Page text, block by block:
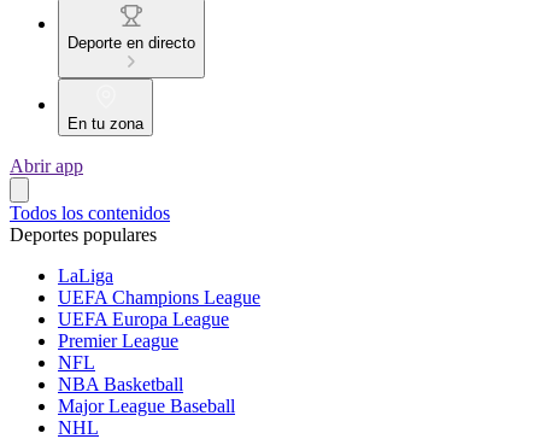
Deporte en directo
En tu zona
Abrir app
Todos los contenidos
Deportes populares
LaLiga
UEFA Champions League
UEFA Europa League
Premier League
NFL
NBA Basketball
Major League Baseball
NHL